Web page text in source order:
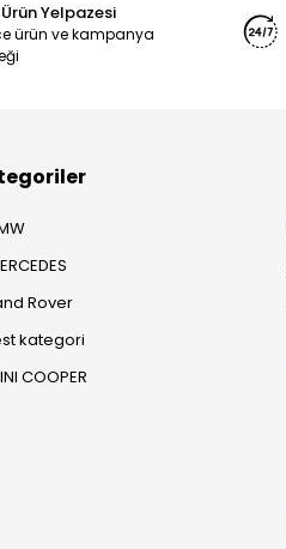
Yelpazesi
ürün ve kampanya
Rover
kategori
COOPER